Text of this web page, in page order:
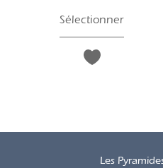
Sélectionner
Les